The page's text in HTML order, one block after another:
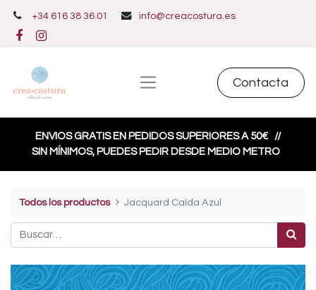
+34 616 38 36 01 info@creacostura.es
Contacta
ENVIOS GRATIS EN PEDIDOS SUPERIORES A 50€ //
SIN MÍNIMOS, PUEDES PEDIR DESDE MEDIO METRO
Todos los productos Jacquard Caída Azul